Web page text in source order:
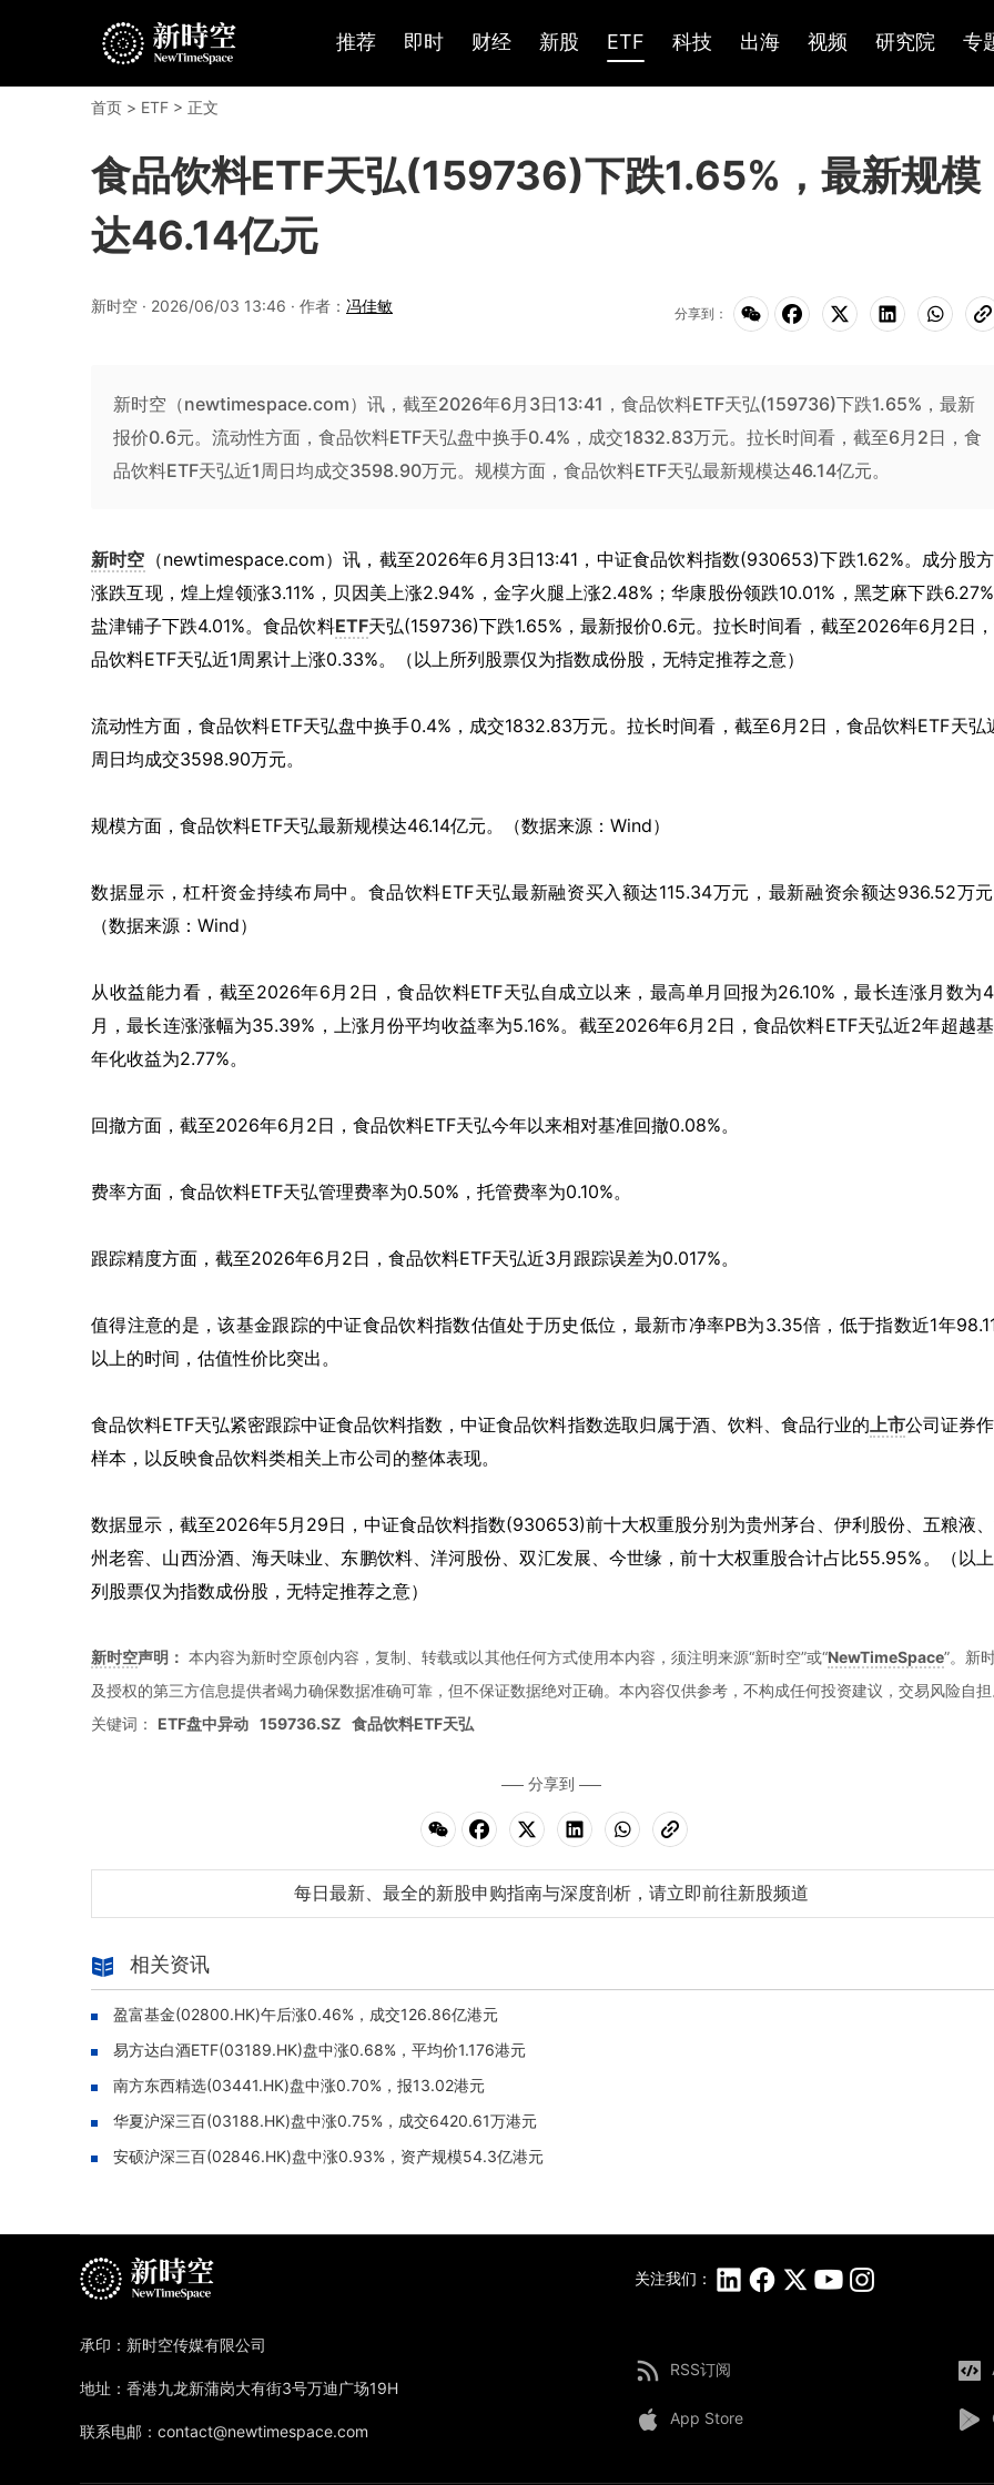
推荐 即时 财经 新股 ETF 科技 出海 视频 研究院 专
首页 > ETF > 正文
食品饮料ETF天弘(159736)下跌1.65%，最新规模
达46.14亿元
新时空 · 2026/06/03 13:46 · 作者： 冯佳敏 分享到：
新时空（newtimespace.com）讯，截至2026年6月3日13:41，食品饮料ETF天弘(159736)下跌1.65%，最新
报价0.6元。流动性方面，食品饮料ETF天弘盘中换手0.4%，成交1832.83万元。拉长时间看，截至6月2日，食
品饮料ETF天弘近1周日均成交3598.90万元。规模方面，食品饮料ETF天弘最新规模达46.14亿元。
新时空 （newtimespace.com）讯，截至2026年6月3日13:41，中证食品饮料指数(930653)下跌1.62%。成分股
涨跌互现，煌上煌领涨3.11%，贝因美上涨2.94%，金字火腿上涨2.48%；华康股份领跌10.01%，黑芝麻下跌6.27%
盐津铺子下跌4.01%。食品饮料ETF天弘(159736)下跌1.65%，最新报价0.6元。拉长时间看，截至2026年6月2日
品饮料ETF天弘近1周累计上涨0.33%。（以上所列股票仅为指数成份股，无特定推荐之意）
流动性方面，食品饮料ETF天弘盘中换手0.4%，成交1832.83万元。拉长时间看，截至6月2日，食品饮料ETF天弘
周日均成交3598.90万元。
规模方面，食品饮料ETF天弘最新规模达46.14亿元。（数据来源：Wind）
数据显示，杠杆资金持续布局中。食品饮料ETF天弘最新融资买入额达115.34万元，最新融资余额达936.52万元
（数据来源：Wind）
从收益能力看，截至2026年6月2日，食品饮料ETF天弘自成立以来，最高单月回报为26.10%，最长连涨月数为
月，最长连涨涨幅为35.39%，上涨月份平均收益率为5.16%。截至2026年6月2日，食品饮料ETF天弘近2年超越
年化收益为2.77%。
回撤方面，截至2026年6月2日，食品饮料ETF天弘今年以来相对基准回撤0.08%。
费率方面，食品饮料ETF天弘管理费率为0.50%，托管费率为0.10%。
跟踪精度方面，截至2026年6月2日，食品饮料ETF天弘近3月跟踪误差为0.017%。
值得注意的是，该基金跟踪的中证食品饮料指数估值处于历史低位，最新市净率PB为3.35倍，低于指数近1年
以上的时间，估值性价比突出。
食品饮料ETF天弘紧密跟踪中证食品饮料指数，中证食品饮料指数选取归属于酒、饮料、食品行业的上市公司证券
样本，以反映食品饮料类相关上市公司的整体表现。
数据显示，截至2026年5月29日，中证食品饮料指数(930653)前十大权重股分别为贵州茅台、伊利股份、五粮液
州老窖、山西汾酒、海天味业、东鹏饮料、洋河股份、双汇发展、今世缘，前十大权重股合计占比55.95%。（以
列股票仅为指数成份股，无特定推荐之意）
新时空声明： 本内容为新时空原创内容，复制、转载或以其他任何方式使用本内容，须注明来源“新时空”或“NewTimeSpace”。新
及授权的第三方信息提供者竭力确保数据准确可靠，但不保证数据绝对正确。本內容仅供参考，不构成任何投资建议，交易风险自担
关键词：
ETF盘中异动 159736.SZ 食品饮料ETF天弘
分享到
每日最新、最全的新股申购指南与深度剖析，请立即前往新股频道
相关资讯
盈富基金(02800.HK)午后涨0.46%，成交126.86亿港元
易方达白酒ETF(03189.HK)盘中涨0.68%，平均价1.176港元
南方东西精选(03441.HK)盘中涨0.70%，报13.02港元
华夏沪深三百(03188.HK)盘中涨0.75%，成交6420.61万港元
安硕沪深三百(02846.HK)盘中涨0.93%，资产规模54.3亿港元
关注我们：
RSS订阅
App Store
承印：新时空传媒有限公司
地址：香港九龙新蒲岗大有街3号万迪广场19H
联系电邮：contact@newtimespace.com